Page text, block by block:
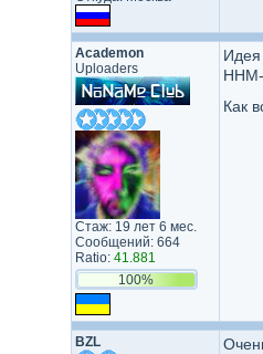
Academon
Uploaders
Стаж: 19 лет 6 мес.
Сообщений: 664
Ratio: 41.881
100%
Идея
ННМ-
Как
BZL